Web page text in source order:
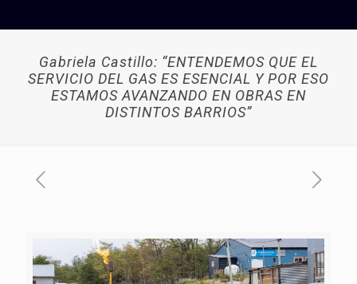
Gabriela Castillo: “ENTENDEMOS QUE EL
SERVICIO DEL GAS ES ESENCIAL Y POR ESO
ESTAMOS AVANZANDO EN OBRAS EN
DISTINTOS BARRIOS”